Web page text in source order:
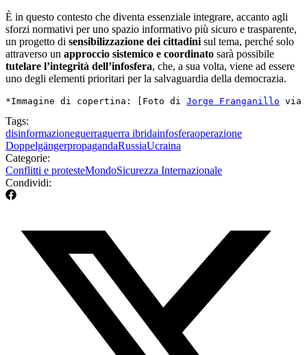
È in questo contesto che diventa essenziale integrare, accanto agli
sforzi normativi per uno spazio informativo più sicuro e trasparente,
un progetto di sensibilizzazione dei cittadini sul tema, perché solo
attraverso un approccio sistemico e coordinato sarà possibile
tutelare l’integrità dell’infosfera, che, a sua volta, viene ad essere
uno degli elementi prioritari per la salvaguardia della democrazia.
*Immagine di copertina: [Foto di Jorge Franganillo via
Tags:
disinformazioneguerraguerra ibridainfosferaoperazione
DoppelgängerpropagandaRussiaUcraina
Categorie:
Conflitti e protesteMondoSicurezza Internazionale
Condividi: